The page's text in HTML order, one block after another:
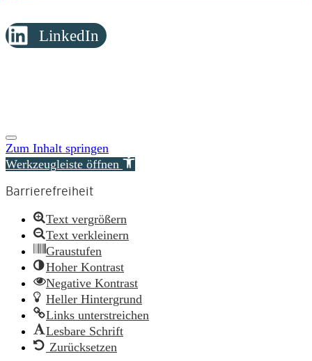
LinkedIn
Zum Inhalt springen
Werkzeugleiste öffnen
Barrierefreiheit
Text vergrößern
Text verkleinern
Graustufen
Hoher Kontrast
Negative Kontrast
Heller Hintergrund
Links unterstreichen
Lesbare Schrift
Zurücksetzen